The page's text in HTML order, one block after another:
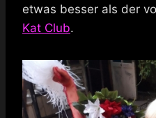
etwas besser als der
Kat Club.